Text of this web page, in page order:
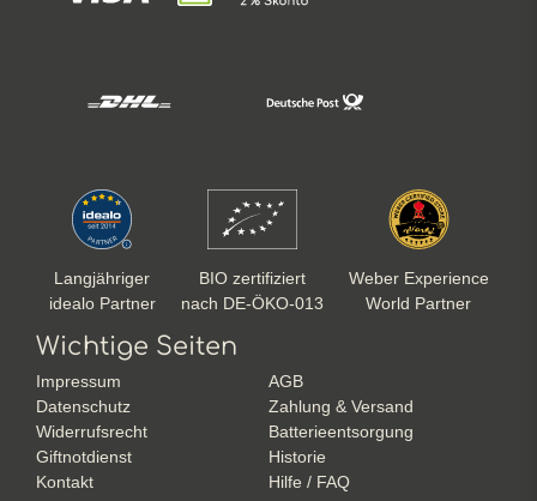
Langjähriger
idealo Partner
BIO zertifiziert
nach DE-ÖKO-013
Weber Experience
World Partner
Wichtige Seiten
Impressum
AGB
Datenschutz
Zahlung & Versand
Widerrufsrecht
Batterieentsorgung
Giftnotdienst
Historie
Kontakt
Hilfe / FAQ